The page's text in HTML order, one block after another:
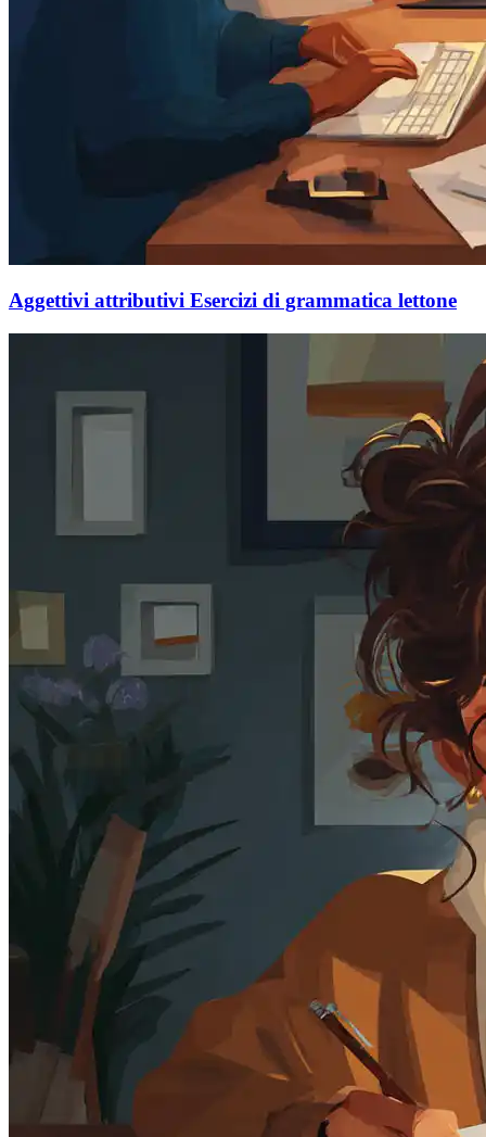
Aggettivi attributivi Esercizi di grammatica lettone